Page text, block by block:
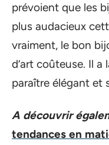
prévoient que les
plus audacieux
vraiment, le bon
d’art coûteuse. Il
paraître élégant et
A découvrir
tendances en